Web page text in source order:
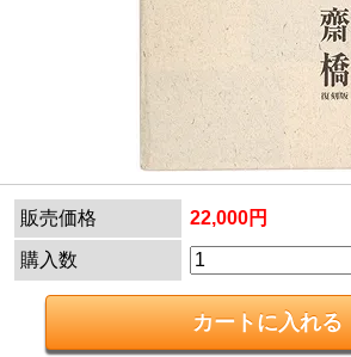
販売価格 22,000円
購入数